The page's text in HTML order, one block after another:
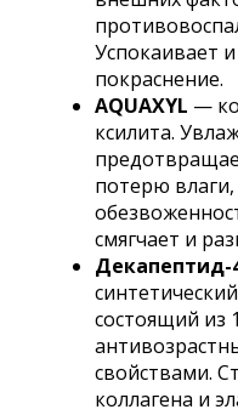
Успокаивает
покраснение.
AQUAXYL —
ксилита.
потерю влаги,
смягчает и
Декапептид-
состоящий из
свойствами.
коллагена и